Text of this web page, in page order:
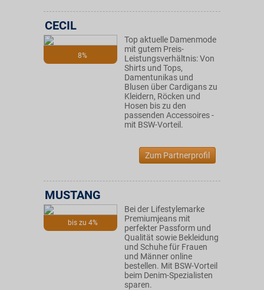
8%
CECIL
Top aktuelle Damenmode
mit gutem Preis-
Leistungsverhältnis: Von
Shirts und Tops,
Damentunikas und
Blusen über Cardigans zu
Kleidern, Röcken und
Hosen bis zu den
passenden Accessoires -
mit BSW-Vorteil.
Zum Partnerprofil
bis zu 4%
MUSTANG
Bei der Lifestylemarke
Premiumjeans mit
perfekter Passform und
Qualität sowie Bekleidung
und Schuhe für Frauen
und Männer online
bestellen. Mit BSW-Vorteil
beim Denim-Spezialisten
sparen.